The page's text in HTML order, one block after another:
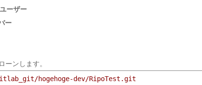
ーザー
ー
ーンします。
hogehoge-dev/RipoTest.git